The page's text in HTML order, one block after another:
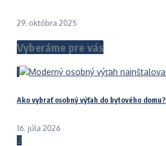
29. októbra 2025
Vyberáme pre vás
1
Ako vybrať osobný výťah do bytového domu?
16. júla 2026
2